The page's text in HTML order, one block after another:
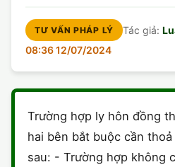
GIẤY PHÉP CON
LAO ĐỘNG
DOANH NGHIỆP
ĐẤT ĐAI
HÀNH CHÍNH
DI CHÚC
ĐĂNG KÝ XE
LY HÔN
ĐẤT ĐAI
HÌNH SỰ
TƯ VẤN PHÁP LÝ Tác giả:
08:36 12/07/2024
Trường hợp ly hôn đồng
hai bên bắt buộc cần
sau: - Trường hợp không